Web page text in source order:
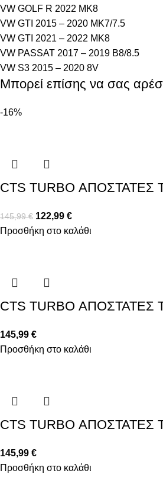
VW GOLF R 2022 MK8
VW GTI 2015 – 2020 MK7/7.5
VW GTI 2021 – 2022 MK8
VW PASSAT 2017 – 2019 B8/8.5
VW S3 2015 – 2020 8V
Μπορεί επίσης να σας
-16%
CTS TURBO ΑΠΟΣΤΑΤΕΣ
145,99€ 122,99 €
Προσθήκη στο καλάθι
CTS TURBO ΑΠΟΣΤΑΤΕΣ
145,99 €
Προσθήκη στο καλάθι
CTS TURBO ΑΠΟΣΤΑΤΕΣ
145,99 €
Προσθήκη στο καλάθι